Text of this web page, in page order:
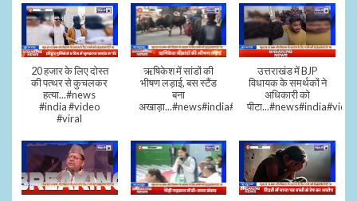
20 हजार के लिए दोस्त
की पत्थर से कुचलकर
हत्या...#news
#india #video
#viral
ऋषिकेश में सांडों की
भीषण लड़ाई, बस स्टैंड
बना
अखाड़ा...#news#india#video#viral
उत्तराखंड में BJP
विधायक के समर्थकों ने
अधिकारी को